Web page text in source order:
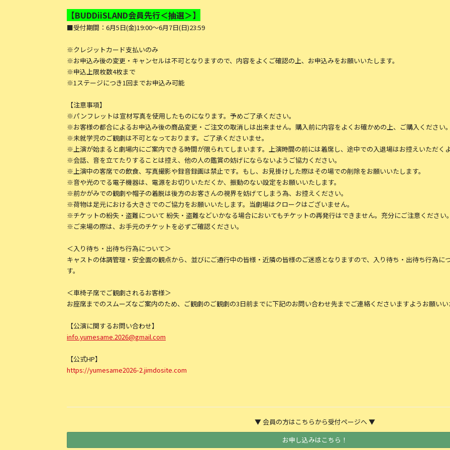
【BUDDiiSLAND会員先行＜抽選＞】
■受付期間：6月5日(金)19:00～6月7日(日)23:59
※クレジットカード支払いのみ
※お申込み後の変更・キャンセルは不可となりますので、内容をよくご確認の上、お申込みをお願いいたします。
※申込上限枚数4枚まで
※1ステージにつき1回までお申込み可能
【注意事項】
※パンフレットは宣材写真を使用したものになります。予めご了承ください。
※お客様の都合によるお申込み後の商品変更・ご注文の取消しは出来ません。購入前に内容をよくお確かめの上、ご購入ください。
※未就学児のご観劇は不可となっております。ご了承くださいませ。
※上演が始まると劇場内にご案内できる時間が限られてしまいます。上演時間の前には着席し、途中での入退場はお控えいただく
※会話、音を立てたりすることは控え、他の人の鑑賞の妨げにならないようご協力ください。
※上演中の客席での飲食、写真撮影や録音録画は禁止です。もし、お見掛けした際はその場での削除をお願いいたします。
※音や光のでる電子機器は、電源をお切りいただくか、振動のない設定をお願いいたします。
※前かがみでの観劇や帽子の着脱は後方のお客さんの視界を妨げてしまう為、お控えください。
※荷物は足元における大きさでのご協力をお願いいたします。当劇場はクロークはございません。
※チケットの紛失・盗難について 紛失・盗難などいかなる場合においてもチケットの再発⾏はできません。充分にご注意ください。
※ご来場の際は、お手元のチケットを必ずご確認ください。
＜入り待ち・出待ち行為について＞
キャストの体調管理・安全⾯の観点から、並びにご通⾏中の皆様・近隣の皆様のご迷惑となりますので、⼊り待ち・出待ち⾏為に
す。
＜車椅子席でご観劇されるお客様＞
お座席までのスムーズなご案内のため、ご観劇のご観劇の3日前までに下記のお問い合わせ先までご連絡くださいますようお願いい
【公演に関するお問い合わせ】
info.yumesame.2026@gmail.com
【公式HP】
https://yumesame2026-2.jimdosite.com
▼ 会員の方はこちらから受付ページへ ▼
お申し込みはこちら！